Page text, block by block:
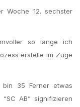
Woche 12. sechster
so lange ich
erstelle im Zuge
35 Ferner etwas
AB” signifizieren